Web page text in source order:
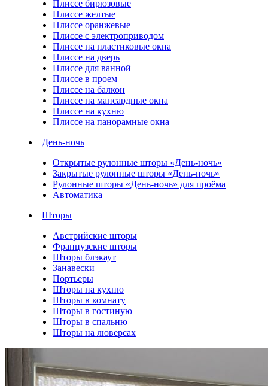
Плиссе бирюзовые
Плиссе желтые
Плиссе оранжевые
Плиссе с электроприводом
Плиссе на пластиковые окна
Плиссе на дверь
Плиссе для ванной
Плиссе в проем
Плиссе на балкон
Плиссе на мансардные окна
Плиссе на кухню
Плиссе на панорамные окна
День-ночь
Открытые рулонные шторы «День-ночь»
Закрытые рулонные шторы «День-ночь»
Рулонные шторы «День-ночь» для проёма
Автоматика
Шторы
Австрийские шторы
Французские шторы
Шторы блэкаут
Занавески
Портьеры
Шторы на кухню
Шторы в комнату
Шторы в гостиную
Шторы в спальню
Шторы на люверсах